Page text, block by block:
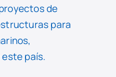
de
para
país.